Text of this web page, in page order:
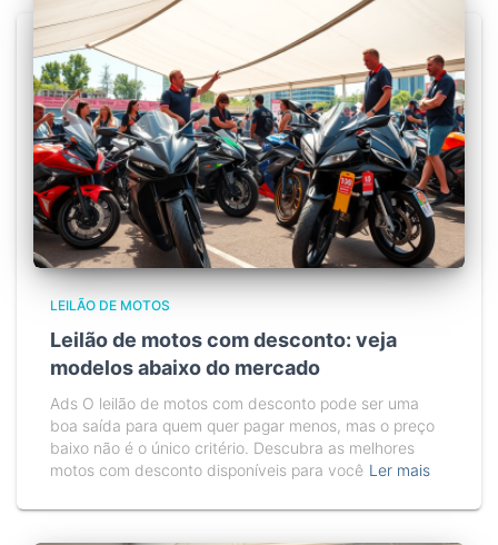
LEILÃO DE MOTOS
Leilão de motos com desconto: veja
modelos abaixo do mercado
Ads O leilão de motos com desconto pode ser uma
boa saída para quem quer pagar menos, mas o preço
baixo não é o único critério. Descubra as melhores
motos com desconto disponíveis para você Ler mais